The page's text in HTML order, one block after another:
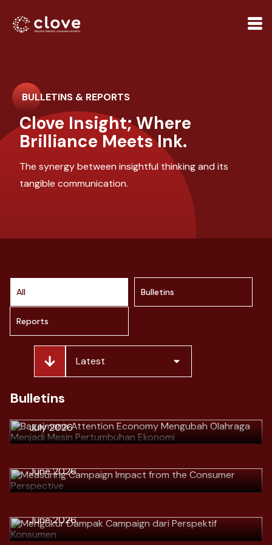
BULLETINS & REPORTS
Clove Insight; Where
Brilliance Meets Ink.
The synergy between insightful thinking and its
tangible communication.
All Bulletins
Reports
Latest
Bulletins
> Bagaimana Attention Economy
Pertumbuhan Ekonomi
July 2026
> Measuring Campaign Impact from
the Consumer Perspective
June 2026
> Mengukur Dampak Campaign dari
Perspektif Konsumen
June 2026
> Why Great Marketers No Longer
Talk Numbers, but Talk Customer